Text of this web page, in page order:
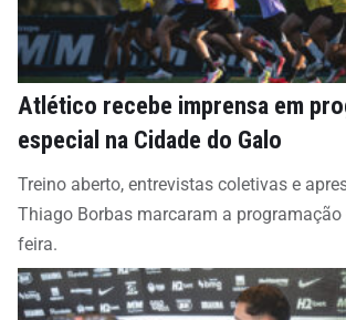
Atlético recebe imprensa em
especial na Cidade do Galo
Treino aberto, entrevistas coletivas e
Thiago Borbas marcaram a
feira.